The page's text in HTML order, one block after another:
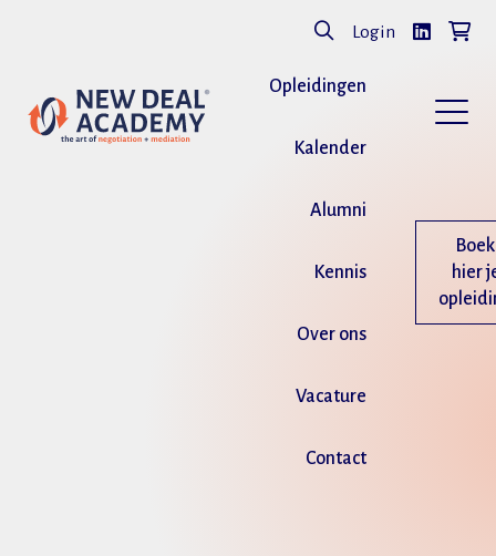
Login
Opleidingen
Kalender
Alumni
Kennis
Over ons
Vacature
Contact
Boek
hier